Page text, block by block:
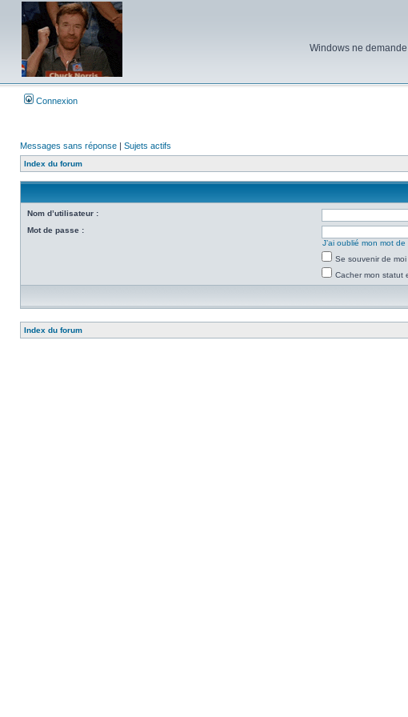
Windows ne
Connexion
Messages sans réponse | Sujets actifs
Index du forum
Nom d’utilisateur :
Mot de passe :
J’ai oublié mon mot de
Se souvenir de moi
Cacher mon statut
Index du forum